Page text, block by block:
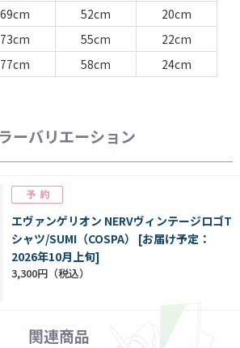
69cm 52cm
20cm
73cm 55cm
22cm
77cm 58cm 24cm
ーバリエーション
エヴァンゲリオン NERVヴィンテージロゴT
シャツ/SUMI（COSPA） [お届け予定：
2026年10月上旬]
3,300円
関連商品